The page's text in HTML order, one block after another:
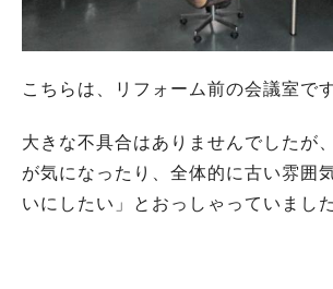
こちらは、リフォーム前の会議室です
大きな不具合はありませんでしたが
が気になったり、全体的に古い雰囲
いにしたい」とおっしゃっていました